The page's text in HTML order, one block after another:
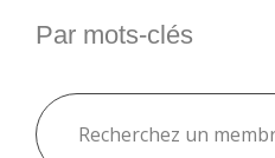
Par mots-clés